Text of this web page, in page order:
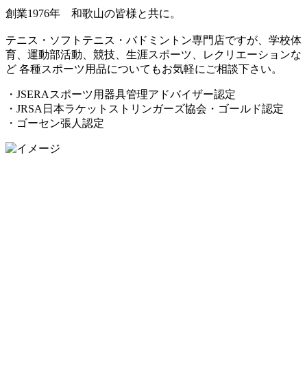
創業1976年 和歌山の皆様と共に。
テニス・ソフトテニス・バドミントン専門店ですが、学校体
育、運動部活動、競技、生涯スポーツ、レクリエーションな
ど 各種スポーツ用品についてもお気軽にご相談下さい。
・JSERAスポーツ用器具管理アドバイザー認定
・JRSA日本ラケットストリンガーズ協会・ゴールド認定
・ゴーセン張人認定